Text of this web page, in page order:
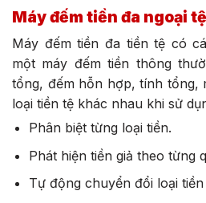
Máy đếm tiền đa ngoại
Máy đếm tiền đa tiền tệ có
một máy đếm tiền thông
tổng, đếm hỗn hợp, tính tổng,
loại tiền tệ khác nhau khi sử
Phân biệt từng loại tiền.
Phát hiện tiền giả theo từng
Tự động chuyển đổi loại